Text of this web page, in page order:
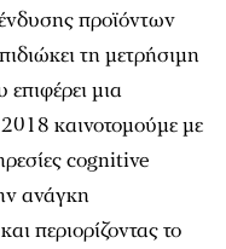
προϊόντων
τη μετρήσιμη
μια
καινοτομούμε με
cognitive
ανάγκη
περιορίζοντας το